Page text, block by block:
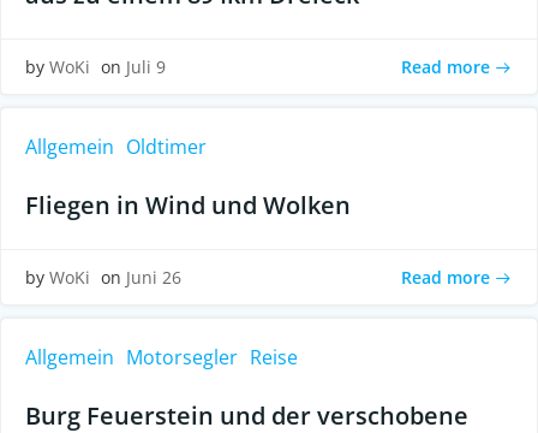
by WoKi on Juli 9 Read more
Allgemein Oldtimer
Fliegen in Wind und Wolken
by WoKi on Juni 26 Read more
Allgemein Motorsegler Reise
Burg Feuerstein und der verschobene